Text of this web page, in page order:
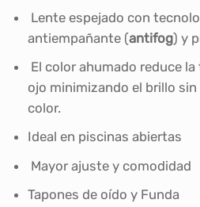
Lente espejado con
antiempañante (antifog) y
El color ahumado reduce
ojo minimizando el brillo
color.
Ideal en piscinas abiertas
Mayor ajuste y comodidad
Tapones de oído y Funda